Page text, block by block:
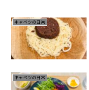
キャベツの日常
キャベツの日常